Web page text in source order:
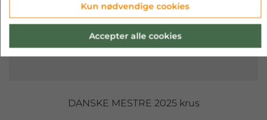
DANSKE MESTRE 2025 krus
Kun nødvendige cookies
Accepter alle cookies